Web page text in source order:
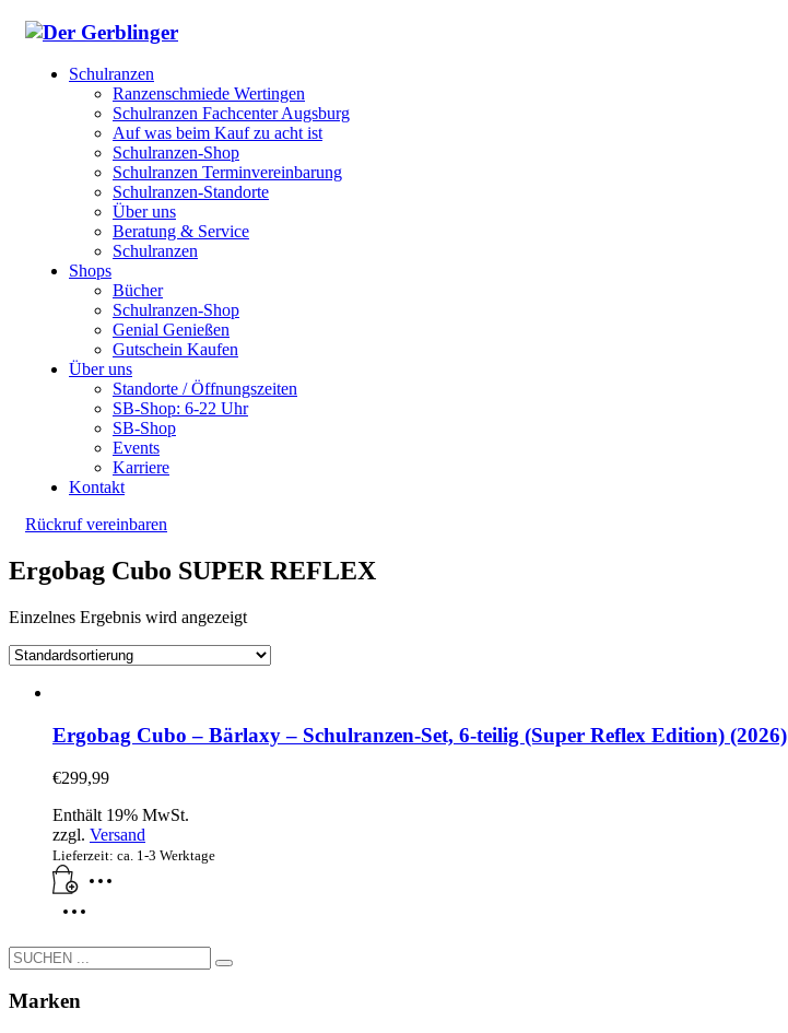
Schulranzen
Ranzenschmiede Wertingen
Schulranzen Fachcenter Augsburg
Auf was beim Kauf zu acht ist
Schulranzen-Shop
Schulranzen Terminvereinbarung
Schulranzen-Standorte
Über uns
Beratung & Service
Schulranzen
Shops
Bücher
Schulranzen-Shop
Genial Genießen
Gutschein Kaufen
Über uns
Standorte / Öffnungszeiten
SB-Shop: 6-22 Uhr
SB-Shop
Events
Karriere
Kontakt
Rückruf vereinbaren
Ergobag Cubo SUPER REFLEX
Einzelnes Ergebnis wird angezeigt
Ergobag Cubo – Bärlaxy – Schulranzen-Set, 6-teilig (Super Reflex Edition) (2026)
€299,99
Enthält 19% MwSt.
zzgl. Versand
Lieferzeit: ca. 1-3 Werktage
Marken